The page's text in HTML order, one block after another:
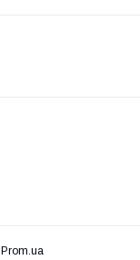
Prom.ua